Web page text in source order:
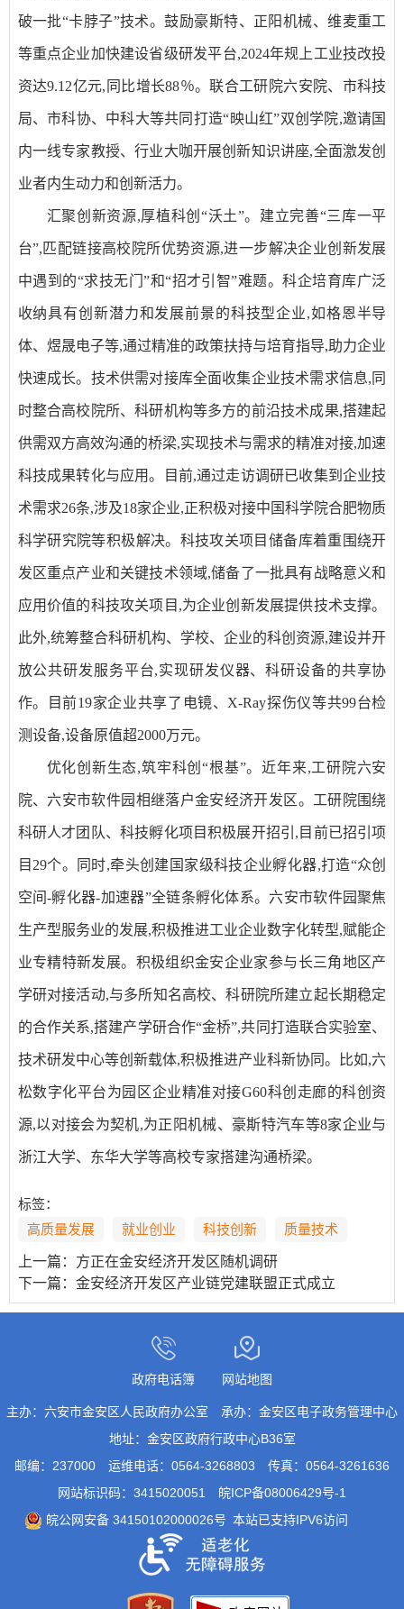
破一批“卡脖子”技术。鼓励豪斯特、正阳机械、维麦重工
等重点企业加快建设省级研发平台,2024年规上工业技改投
资达9.12亿元,同比增长88％。联合工研院六安院、市科技
局、市科协、中科大等共同打造“映山红”双创学院,邀请国
内一线专家教授、行业大咖开展创新知识讲座,全面激发创
业者内生动力和创新活力。
汇聚创新资源,厚植科创“沃土”。建立完善“三库一平
台”,匹配链接高校院所优势资源,进一步解决企业创新发展
中遇到的“求技无门”和“招才引智”难题。科企培育库广泛
收纳具有创新潜力和发展前景的科技型企业,如格恩半导
体、煜晟电子等,通过精准的政策扶持与培育指导,助力企业
快速成长。技术供需对接库全面收集企业技术需求信息,同
时整合高校院所、科研机构等多方的前沿技术成果,搭建起
供需双方高效沟通的桥梁,实现技术与需求的精准对接,加速
科技成果转化与应用。目前,通过走访调研已收集到企业技
术需求26条,涉及18家企业,正积极对接中国科学院合肥物质
科学研究院等积极解决。科技攻关项目储备库着重围绕开
发区重点产业和关键技术领域,储备了一批具有战略意义和
应用价值的科技攻关项目,为企业创新发展提供技术支撑。
此外,统筹整合科研机构、学校、企业的科创资源,建设并开
放公共研发服务平台,实现研发仪器、科研设备的共享协
作。目前19家企业共享了电镜、X-Ray探伤仪等共99台检
测设备,设备原值超2000万元。
优化创新生态,筑牢科创“根基”。近年来,工研院六安
院、六安市软件园相继落户金安经济开发区。工研院围绕
科研人才团队、科技孵化项目积极展开招引,目前已招引项
目29个。同时,牵头创建国家级科技企业孵化器,打造“众创
空间-孵化器-加速器”全链条孵化体系。六安市软件园聚焦
生产型服务业的发展,积极推进工业企业数字化转型,赋能企
业专精特新发展。积极组织金安企业家参与长三角地区产
学研对接活动,与多所知名高校、科研院所建立起长期稳定
的合作关系,搭建产学研合作“金桥”,共同打造联合实验室、
技术研发中心等创新载体,积极推进产业科新协同。比如,六
松数字化平台为园区企业精准对接G60科创走廊的科创资
源,以对接会为契机,为正阳机械、豪斯特汽车等8家企业与
浙江大学、东华大学等高校专家搭建沟通桥梁。
标签：
高质量发展
就业创业 科技创新 质量技术
上一篇： 方正在金安经济开发区随机调研
下一篇： 金安经济开发区产业链党建联盟正式成立
政府电话簿 网站地图
主办：六安市金安区人民政府办公室
承办：金安区电子政务管理中心
地址：金安区政府行政中心B36室
邮编：237000
运维电话：0564-3268803
传真：0564-3261636
网站标识码：3415020051
皖ICP备08006429号-1
皖公网安备 34150102000026号 本站已支持IPV6访问